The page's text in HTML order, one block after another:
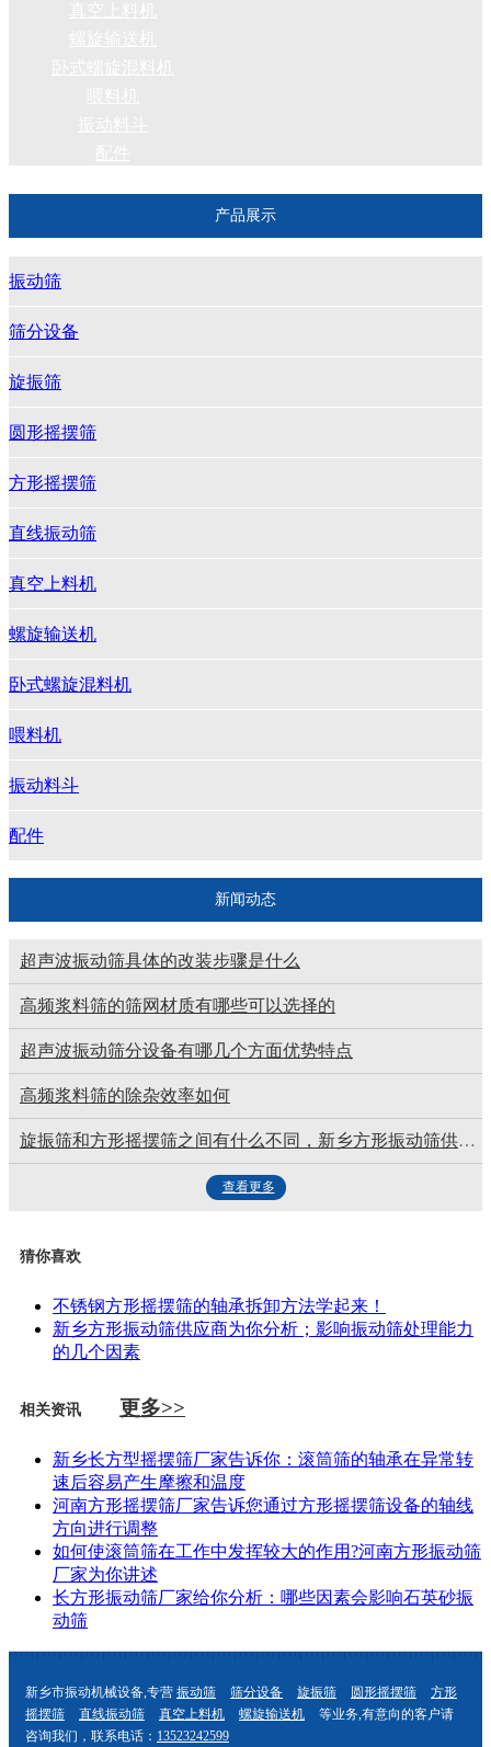
产品展示
振动筛
筛分设备
旋振筛
圆形摇摆筛
方形摇摆筛
直线振动筛
真空上料机
螺旋输送机
卧式螺旋混料机
喂料机
振动料斗
配件
新闻动态
超声波振动筛具体的改装步骤是什么
高频浆料筛的筛网材质有哪些可以选择的
超声波振动筛分设备有哪几个方面优势特点
高频浆料筛的除杂效率如何
旋振筛和方形摇摆筛之间有什么不同，新乡方形振动筛供应商告诉您
查看更多
猜你喜欢
不锈钢方形摇摆筛的轴承拆卸方法学起来！
新乡方形振动筛供应商为你分析；影响振动筛处理能力
的几个因素
相关资讯 更多>>
新乡长方型摇摆筛厂家告诉你：滚筒筛的轴承在异常转
速后容易产生摩擦和温度
河南方形摇摆筛厂家告诉您通过方形摇摆筛设备的轴线
方向进行调整
如何使滚筒筛在工作中发挥较大的作用?河南方形振动筛
厂家为你讲述
长方形振动筛厂家给你分析：哪些因素会影响石英砂振
动筛
新乡市振动机械设备,专营 振动筛 筛分设备 旋振筛 圆形摇摆筛
方形
摇摆筛
直线振动筛 真空上料机 螺旋输送机
等业务,有意向的客户请
咨询我们，联系电话： 13523242599